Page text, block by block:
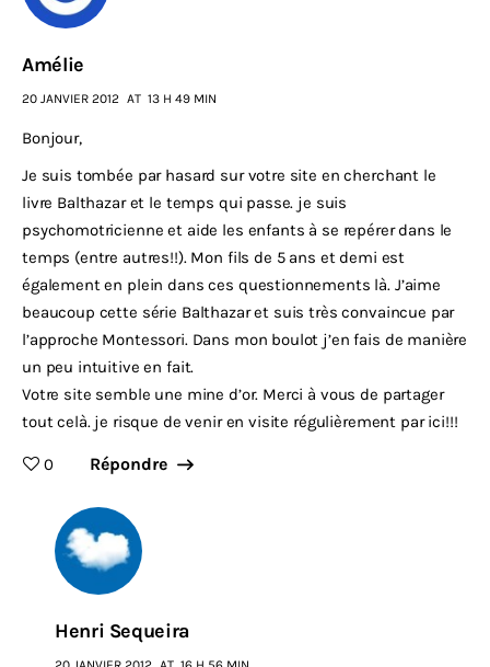
Amélie
20 JANVIER 2012 AT 13 H 49 MIN
Bonjour,
Je suis tombée par hasard sur votre site en cherchant le
livre Balthazar et le temps qui passe. je suis
psychomotricienne et aide les enfants à se repérer dans le
temps (entre autres!!). Mon fils de 5 ans et demi est
également en plein dans ces questionnements là. J’aime
beaucoup cette série Balthazar et suis très convaincue par
l’approche Montessori. Dans mon boulot j’en fais de manière
un peu intuitive en fait.
Votre site semble une mine d’or. Merci à vous de partager
tout celà. je risque de venir en visite régulièrement par ici!!!
0 Répondre
Henri Sequeira